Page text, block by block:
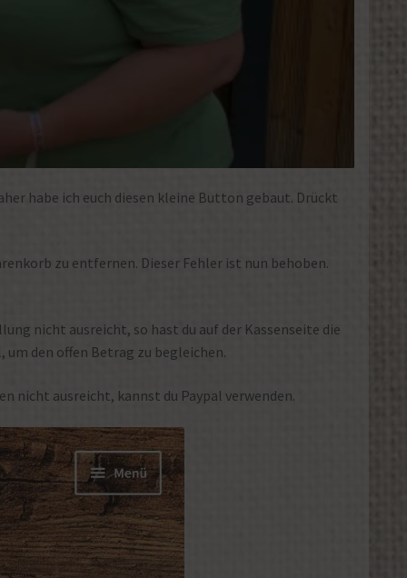
habe ich euch diesen kleine Button gebaut. Drückt
zu entfernen. Dieser Fehler ist nun behoben.
nicht ausreicht, so hast du auf der Kassenseite die
den offen Betrag zu begleichen.
nicht ausreicht, kannst du Paypal verwenden.